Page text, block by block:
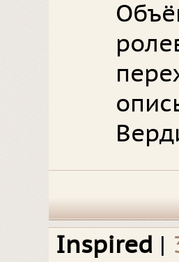
Inspired |